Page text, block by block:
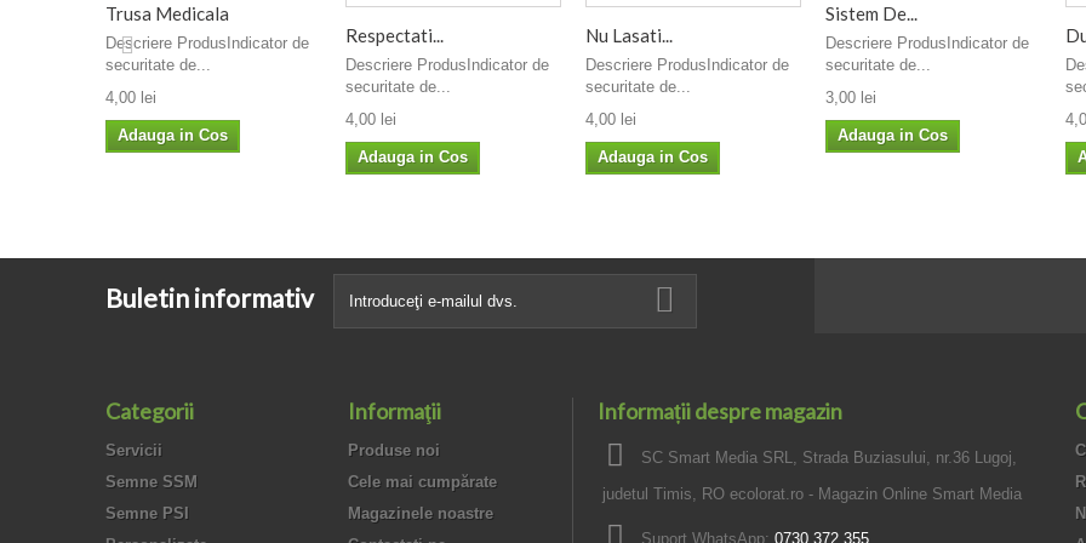
Trusa Medicala
Descriere ProdusIndicator de
securitate de...
4,00 lei
Adauga in Cos
Respectati...
Descriere ProdusIndicator de
securitate de...
4,00 lei
Adauga in Cos
Nu Lasati...
Descriere ProdusIndicator de
securitate de...
4,00 lei
Adauga in Cos
Sistem De...
Descriere ProdusIndicator de
securitate de...
3,00 lei
Adauga in Cos
Buletin informativ
Categorii
Servicii
Semne SSM
Semne PSI
Informaţii
Produse noi
Cele mai cumpărate
Magazinele noastre
Informații despre magazin
SC Smart Media SRL, Strada Buziasului, nr.36 Lugoj,
judetul Timis, RO ecolorat.ro - Magazin Online Smart Media
Suport WhatsApp: 0730 372 355